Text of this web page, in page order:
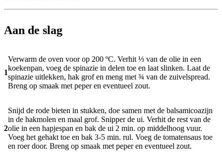
Aan de slag
1
Verwarm de oven voor op 200 ºC. Verhit ⅓ van de olie in een
koekenpan, voeg de spinazie in delen toe en laat slinken. Laat de
spinazie uitlekken, hak grof en meng met ¾ van de zuivelspread.
Breng op smaak met peper en eventueel zout.
2
Snijd de rode bieten in stukken, doe samen met de balsamicoazijn
in de hakmolen en maal grof. Snipper de ui. Verhit de rest van de
olie in een hapjespan en bak de ui 2 min. op middelhoog vuur.
Voeg het gehakt toe en bak 3-5 min. rul. Voeg de tomatensaus toe
en roer door. Breng op smaak met peper en eventueel zout.